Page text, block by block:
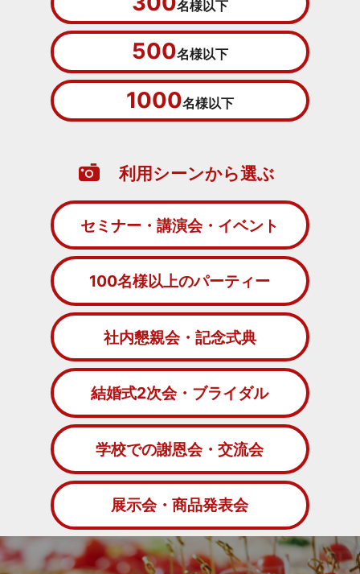
名様以下
500名様以下
1000名様以下
利用シーンから選ぶ
セミナー・講演会・イベント
100名様以上のパーティー
社内懇親会・記念式典
結婚式2次会・ブライダル
学校での謝恩会・交流会
展示会・商品発表会